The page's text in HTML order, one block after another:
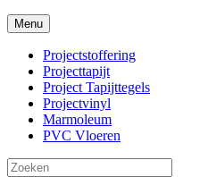
Menu
Projectstoffering
Projecttapijt
Project Tapijttegels
Projectvinyl
Marmoleum
PVC Vloeren